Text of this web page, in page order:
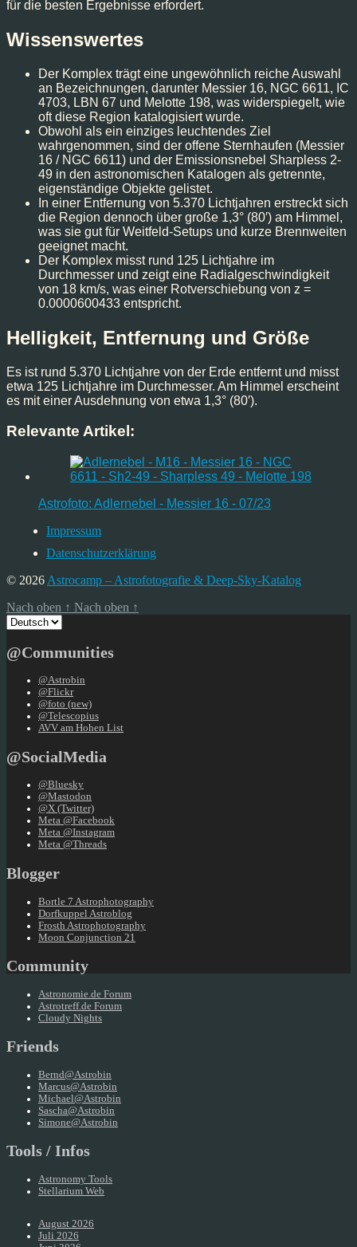
für die besten Ergebnisse erfordert.
Wissenswertes
Der Komplex trägt eine ungewöhnlich reiche Auswahl
an Bezeichnungen, darunter Messier 16, NGC 6611, IC
4703, LBN 67 und Melotte 198, was widerspiegelt, wie
oft diese Region katalogisiert wurde.
Obwohl als ein einziges leuchtendes Ziel
wahrgenommen, sind der offene Sternhaufen (Messier
16 / NGC 6611) und der Emissionsnebel Sharpless 2-
49 in den astronomischen Katalogen als getrennte,
eigenständige Objekte gelistet.
In einer Entfernung von 5.370 Lichtjahren erstreckt sich
die Region dennoch über große 1,3° (80′) am Himmel,
was sie gut für Weitfeld-Setups und kurze Brennweiten
geeignet macht.
Der Komplex misst rund 125 Lichtjahre im
Durchmesser und zeigt eine Radialgeschwindigkeit
von 18 km/s, was einer Rotverschiebung von z =
0.0000600433 entspricht.
Helligkeit, Entfernung und Größe
Es ist rund 5.370 Lichtjahre von der Erde entfernt und misst
etwa 125 Lichtjahre im Durchmesser. Am Himmel erscheint
es mit einer Ausdehnung von etwa 1,3° (80′).
Relevante Artikel:
Astrofoto: Adlernebel - Messier 16 - 07/23
Impressum
Datenschutzerklärung
© 2026 Astrocamp – Astrofotografie & Deep-Sky-Katalog
Nach oben ↑ Nach oben ↑
Sprache
auswählen
@Communities
@Astrobin
@Flickr
@foto (new)
@Telescopius
AVV am Hohen List
@SocialMedia
@Bluesky
@Mastodon
@X (Twitter)
Meta @Facebook
Meta @Instagram
Meta @Threads
Blogger
Bortle 7 Astrophotography
Dorfkuppel Astroblog
Frosth Astrophotography
Moon Conjunction 21
Community
Astronomie.de Forum
Astrotreff.de Forum
Cloudy Nights
Friends
Bernd@Astrobin
Marcus@Astrobin
Michael@Astrobin
Sascha@Astrobin
Simone@Astrobin
Tools / Infos
Astronomy Tools
Stellarium Web
August 2026
Juli 2026